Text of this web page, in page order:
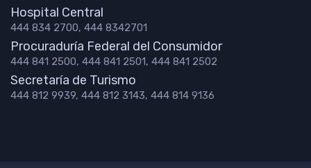
Hospital Central
444 834 2700, 444 8342701
Procuraduría Federal del Consumidor
444 841 2500, 444 841 2501, 444 841 2502
Secretaría de Turismo
444 812 9939, 444 812 3143, 444 814 9136